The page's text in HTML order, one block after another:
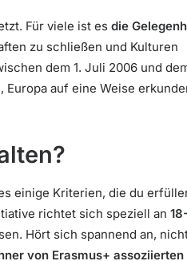
Für viele ist es die
zu schließen und Kulturen
dem 1. Juli 2006 und
auf eine Weise
einige Kriterien, die du
richtet sich speziell an 18-
Hört sich spannend an,
von Erasmus+ assoziierten